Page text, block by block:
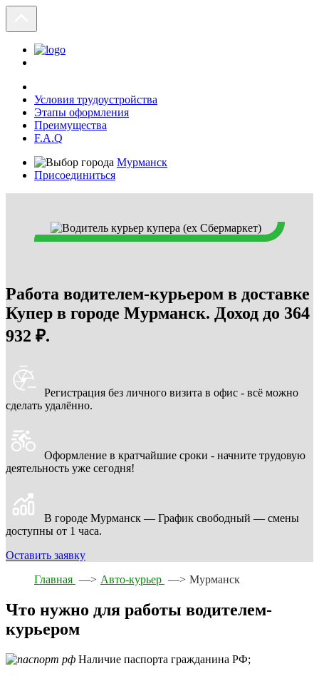
Условия трудоустройства
Этапы оформления
Преимущества
F.A.Q
Мурманск
Присоединиться
Работа водителем-курьером в доставке
Купер в городе Мурманск. Доход до 364
932 ₽.
Регистрация без личного визита в офис - всё можно
сделать удалённо.
Оформление в кратчайшие сроки - начните трудовую
деятельность уже сегодня!
В городе Мурманск — График свободный — смены
доступны от 1 часа.
Оставить заявку
Главная —> Авто-курьер —> Мурманск
Что нужно для работы водителем-
курьером
Наличие паспорта гражданина РФ;